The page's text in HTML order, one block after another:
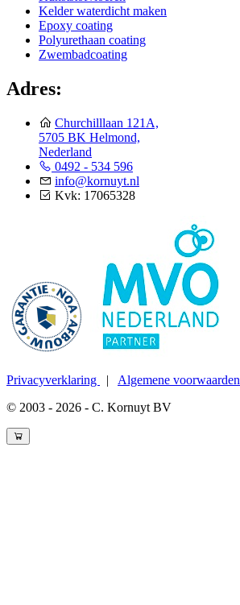
Kelder waterdicht maken
Epoxy coating
Polyurethaan coating
Zwembadcoating
Adres:
Churchilllaan 121A,
5705 BK Helmond,
Nederland
0492 - 534 596
info@kornuyt.nl
Kvk: 17065328
Privacyverklaring | Algemene voorwaarden
© 2003 - 2026 - C. Kornuyt BV